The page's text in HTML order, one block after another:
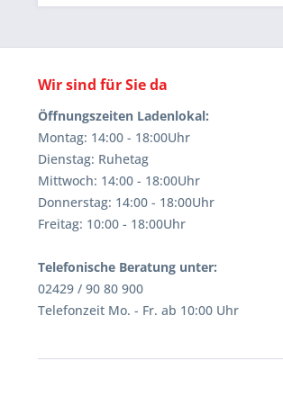
Wir sind für Sie da
Öffnungszeiten Ladenlokal:
Montag: 14:00 - 18:00Uhr
Dienstag: Ruhetag
Mittwoch: 14:00 - 18:00Uhr
Donnerstag: 14:00 - 18:00Uhr
Freitag: 10:00 - 18:00Uhr
Telefonische Beratung unter:
02429 / 90 80 900
Telefonzeit Mo. - Fr. ab 10:00 Uhr